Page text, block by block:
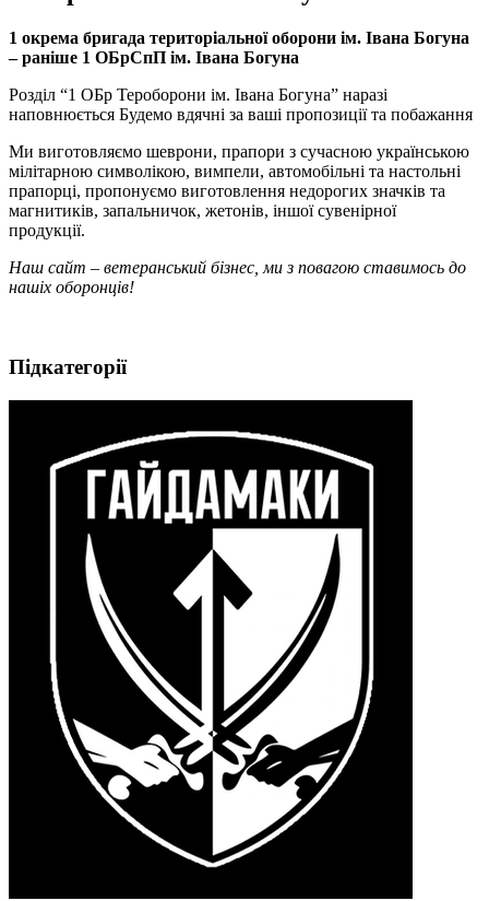
1 окрема бригада територіальної оборони ім. Івана Богуна
– раніше 1 ОБрСпП ім. Івана Богуна
Розділ “1 ОБр Тероборони ім. Івана Богуна” наразі
наповнюється Будемо вдячні за ваші пропозиції та побажання
Ми виготовляємо шеврони, прапори з сучасною українською
мілітарною символікою, вимпели, автомобільні та настольні
прапорці, пропонуємо виготовлення недорогих значків та
магнитиків, запальничок, жетонів, іншої сувенірної
продукції.
Наш сайт – ветеранський бізнес, ми з повагою ставимось до
нашіх оборонців!
Підкатегорії